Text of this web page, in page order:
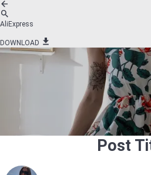
AliExpress
DOWNLOAD
Post